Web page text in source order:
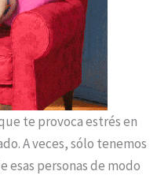
te provoca estrés en
A veces, sólo tenemos
esas personas de modo